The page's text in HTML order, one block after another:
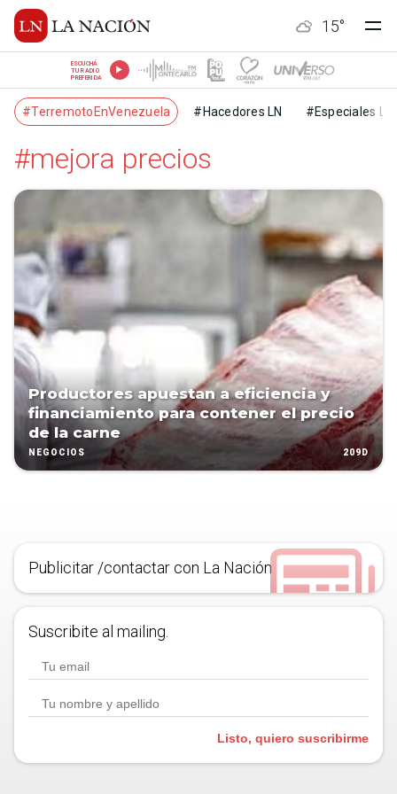
15°
ESCUCHÁ
TU RADIO
PREFERIDA
#TerremotoEnVenezuela #Hacedores LN #Especiales LN
#mejora precios
Productores apuestan a eficiencia y
financiamiento para contener el precio
de la carne
NEGOCIOS 209D
Publicitar /contactar con La Nación
Suscribite al mailing.
Listo, quiero suscribirme